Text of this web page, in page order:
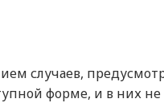
случаев,
форме, и в них